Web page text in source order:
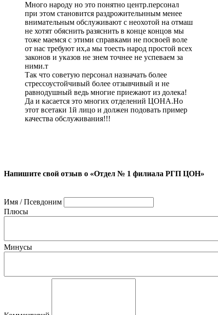
Много народу но это понятно центр.персонал
при этом становится раздрожительнным менее
внимательным обслуживают с неохотой на отмаш
не хотят обяснить разяснить в конце концов мы
тоже маемся с этими справками не посвоей воле
от нас требуют их,а мы тоесть народ простой всех
законов и указов не знем точнее не успеваем за
ними.т
Так что советую персонал назначать более
стрессоустойчивый более отзывчивый и не
равнодушный ведь многие приежают из долека!
Да и касается это многих отделений ЦОНА.Но
этот всетаки 1й лицо и должен подовать пример
качества обслуживания!!!
Напишите свой отзыв о «Отдел № 1 филиала РГП ЦОН»
Имя / Псевдоним
Плюсы
Минусы